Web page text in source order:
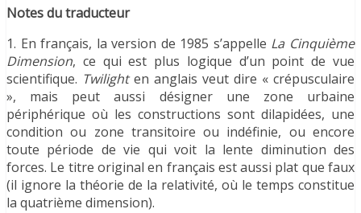
Notes du traducteur
1. En français, la version de 1985 s’appelle La Cinquième
Dimension, ce qui est plus logique d’un point de vue
scientifique. Twilighten anglais veut dire « crépusculaire
», mais peut aussi désigner une zone urbaine
périphérique où les constructions sont dilapidées, une
condition ou zone transitoire ou indéfinie, ou encore
toute période de vie qui voit la lente diminution des
forces. Le titre original en français est aussi plat que faux
(il ignore la théorie de la relativité, où le temps constitue
la quatrième dimension).